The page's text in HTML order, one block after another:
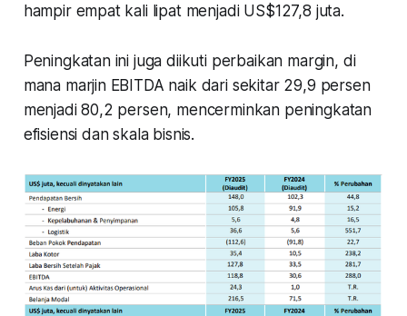
hampir empat kali lipat menjadi US$127,8 juta.
Peningkatan ini juga diikuti perbaikan margin, di
mana marjin EBITDA naik dari sekitar 29,9 persen
menjadi 80,2 persen, mencerminkan peningkatan
efisiensi dan skala bisnis.